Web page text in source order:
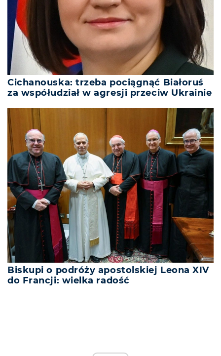
Cichanouska: trzeba pociągnąć Białoruś
za współudział w agresji przeciw Ukrainie
Biskupi o podróży apostolskiej Leona XIV
do Francji: wielka radość